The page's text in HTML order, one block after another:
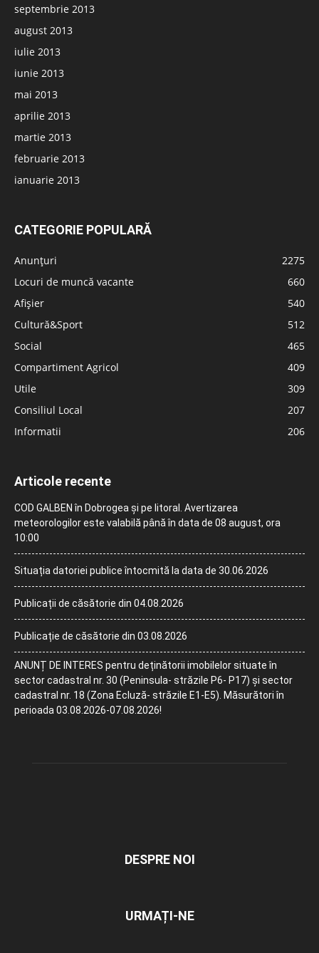
septembrie 2013
august 2013
iulie 2013
iunie 2013
mai 2013
aprilie 2013
martie 2013
februarie 2013
ianuarie 2013
CATEGORIE POPULARĂ
Anunțuri
2275
Locuri de muncă vacante
660
Afișier
540
Cultură&Sport
512
Social
465
Compartiment Agricol
409
Utile
309
Consiliul Local
207
Informatii
206
Articole recente
COD GALBEN în Dobrogea și pe litoral. Avertizarea
meteorologilor este valabilă până în data de 08 august, ora
10:00
Situația datoriei publice întocmită la data de 30.06.2026
Publicații de căsătorie din 04.08.2026
Publicație de căsătorie din 03.08.2026
ANUNȚ DE INTERES pentru deținătorii imobilelor situate în
sector cadastral nr. 30 (Peninsula- străzile P6- P17) și sector
cadastral nr. 18 (Zona Ecluză- străzile E1-E5). Măsurători în
perioada 03.08.2026-07.08.2026!
DESPRE NOI
URMAȚI-NE